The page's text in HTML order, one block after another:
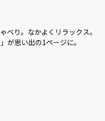
べり。なかよくリラックス。
が思い出の1ページに。